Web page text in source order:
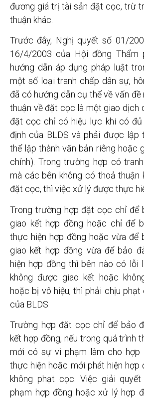
đương giá trị tài sản đặt cọc, trừ
thuận khác.
Trước đây, Nghị quyết số 01/
16/4/2003 của Hội đồng Thẩm
hướng dẫn áp dụng pháp luật
một số loại tranh chấp dân sự,
đã có hướng dẫn cụ thể về vấn đề
thuận về đặt cọc là một giao dịch
đặt cọc chỉ có hiệu lực khi có đủ
định của BLDS và phải được lập
thể lập thành văn bản riêng hoặc
chính). Trong trường hợp có
mà các bên không có thoả thuận
đặt cọc, thì việc xử lý được thực
Trong trường hợp đặt cọc chỉ để
giao kết hợp đồng hoặc chỉ để
thực hiện hợp đồng hoặc vừa để
giao kết hợp đồng vừa để bảo
hiện hợp đồng thì bên nào có lỗi
không được giao kết hoặc
hoặc bị vô hiệu, thì phải chịu
của BLDS
Trường hợp đặt cọc chỉ để bảo
kết hợp đồng, nếu trong quá trình
mới có sự vi phạm làm cho hợp
thực hiện hoặc mới phát hiện hợp
không phạt cọc. Việc giải
phạm hợp đồng hoặc xử lý hợp